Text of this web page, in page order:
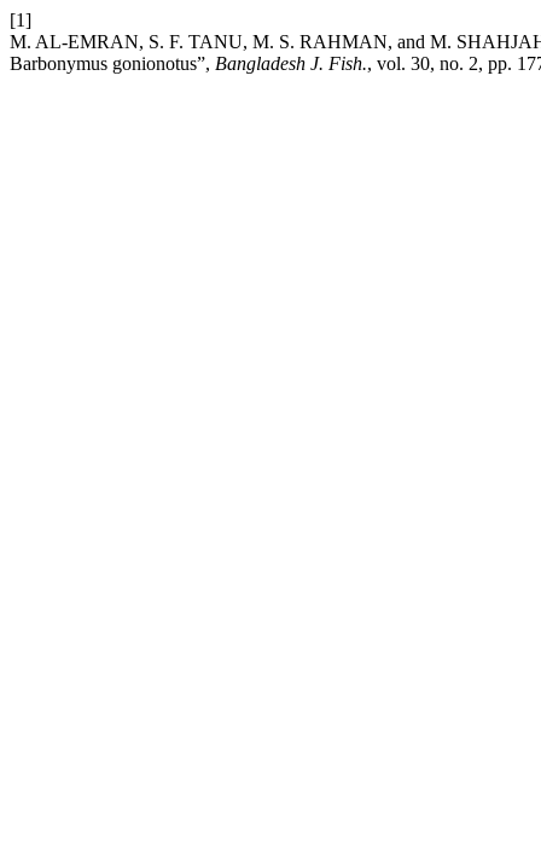
[1]
M. AL-EMRAN, S. F. TANU, M. S. RAHMAN, and M.
Barbonymus gonionotus”, Bangladesh J. Fish., vol. 30, no. 2, pp.